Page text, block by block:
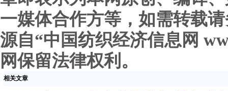
一媒体合作方等，如需转载
源自“中国纺织经济信息网
网保留法律权利。
相关文章